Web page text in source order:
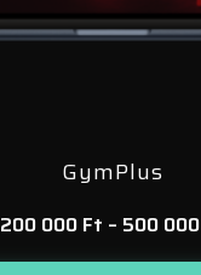
GymPlus
200 000 Ft – 500 000